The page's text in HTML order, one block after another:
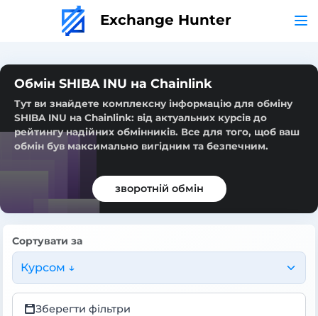
Exchange Hunter
Обмін SHIBA INU на Chainlink
Тут ви знайдете комплексну інформацію для обміну
SHIBA INU на Chainlink: від актуальних курсів до
рейтингу надійних обмінників. Все для того, щоб ваш
обмін був максимально вигідним та безпечним.
зворотній обмін
Сортувати за
Курсом ↓
Зберегти фільтри